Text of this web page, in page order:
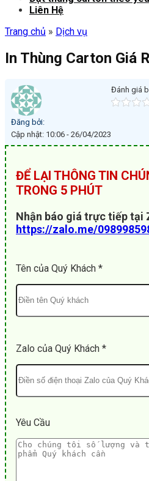
Liên Hệ
Trang chủ » Dịch vụ
In Thùng Carton Giá
Đăng bởi:
Cập nhật: 10:06 - 26/04/2023
Đánh giá
ĐỂ LẠI THÔNG TIN
TRONG 5 PHÚT
Nhận báo giá trực tiếp tại
https://zalo.me/
Tên của Quý Khách *
Zalo của Quý Khách *
Yêu Cầu